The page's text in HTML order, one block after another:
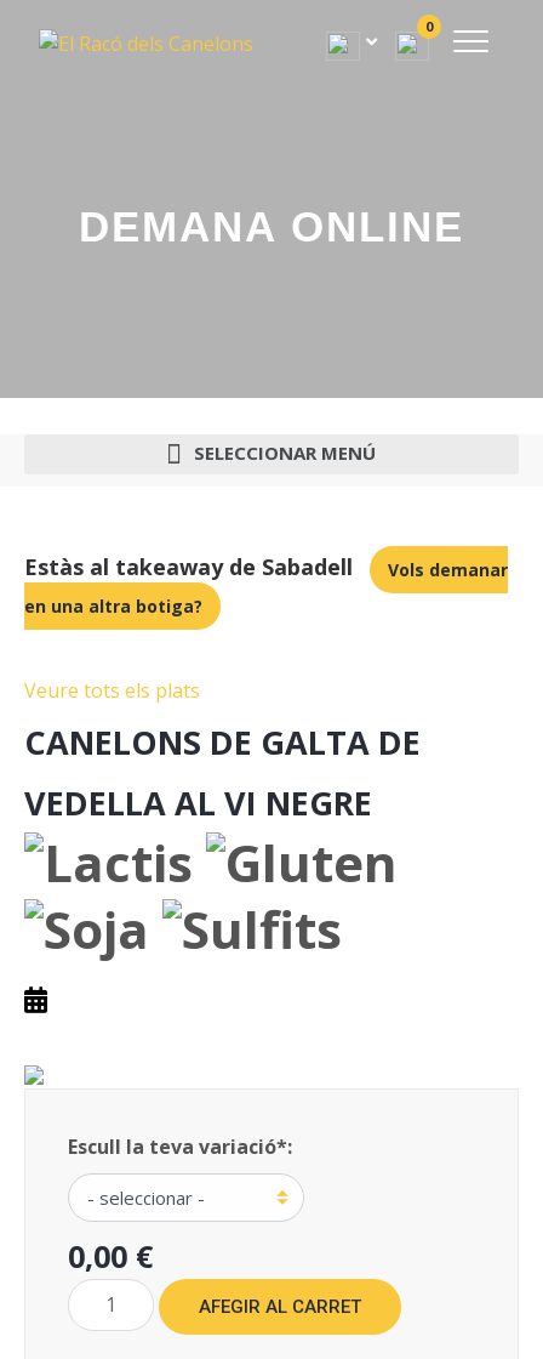
0
DEMANA ONLINE
Estàs al takeaway de Sabadell
Vols demanar
en una altra botiga?
Veure tots els plats
CANELONS DE GALTA DE
VEDELLA AL VI NEGRE
Escull la teva variació*:
0,00 €
AFEGIR AL CARRET